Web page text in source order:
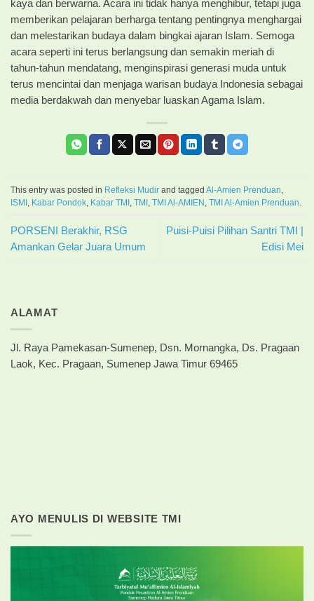
kaya dan berwarna. Acara ini tidak hanya menghibur, tetapi juga
memberikan pelajaran berharga tentang pentingnya menghargai
dan melestarikan budaya dalam bingkai ajaran Islam. Semoga
acara seperti ini terus berlangsung dan semakin meriah di
tahun-tahun mendatang, menginspirasi generasi muda untuk
terus mencintai dan menjaga warisan budaya Indonesia sebagai
media berdakwah dan menyebar luaskan Agama Islam.
This entry was posted in Refleksi Mudir and tagged Al-Amien Prenduan
ISMI Kabar Pondok Kabar TMI TMI TMI Al-AMIEN TMI Al-Amien Prenduan
PORSENI Berakhir, RSG
Amankan Gelar Juara Umum
Puisi-Puisi Pilihan Santri TMI |
Edisi Mei
ALAMAT
Jl. Raya Pamekasan-Sumenep, Dsn. Mornangka, Ds. Pragaan
Laok, Kec. Pragaan, Sumenep Jawa Timur 69465
AYO MENULIS DI WEBSITE TMI